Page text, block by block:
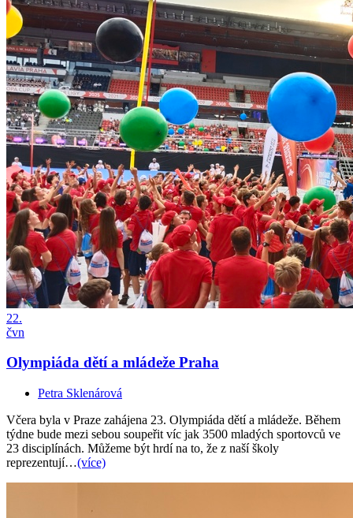
22.
čvn
Olympiáda dětí a mládeže Praha
Petra Sklenárová
Včera byla v Praze zahájena 23. Olympiáda dětí a mládeže. Během
týdne bude mezi sebou soupeřit víc jak 3500 mladých sportovců ve
23 disciplínách. Můžeme být hrdí na to, že z naší školy
reprezentují…(více)